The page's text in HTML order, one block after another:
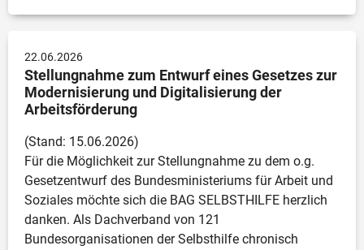
22.06.2026
Stellungnahme zum Entwurf eines Gesetzes zur
Modernisierung und Digitalisierung der
Arbeitsförderung
(Stand: 15.06.2026)
Für die Möglichkeit zur Stellungnahme zu dem o.g.
Gesetzentwurf des Bundesministeriums für Arbeit und
Soziales möchte sich die BAG SELBSTHILFE herzlich
danken. Als Dachverband von 121
Bundesorganisationen der Selbsthilfe chronisch